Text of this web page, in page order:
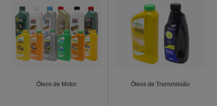
Óleos de Motor Óleos de Transmissão